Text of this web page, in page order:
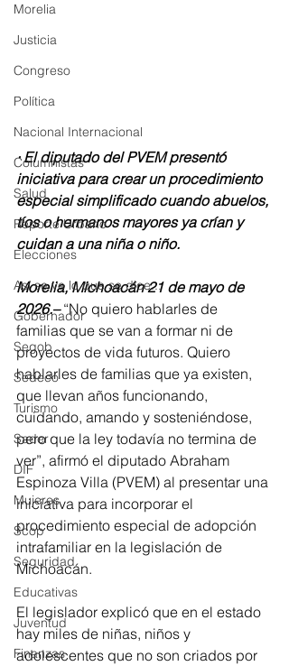
Morelia
Justicia
Congreso
Política
Nacional Internacional
Columnistas
Salud
Reporte Urbano
Elecciones
Así se ve lo que se dice...
Gobernador
Segob
Sedeco
Turismo
Sader
DIF
Mujeres
Scop
Seguridad
Educativas
Juventud
Finanzas
· El diputado del PVEM presentó
iniciativa para crear un procedimiento
especial simplificado cuando abuelos,
tíos o hermanos mayores ya crían y
cuidan a una niña o niño.
Morelia, Michoacán 21 de mayo de
2026.– “No quiero hablarles de
familias que se van a formar ni de
proyectos de vida futuros. Quiero
hablarles de familias que ya existen,
que llevan años funcionando,
cuidando, amando y sosteniéndose,
pero que la ley todavía no termina de
ver”, afirmó el diputado Abraham
Espinoza Villa (PVEM) al presentar una
iniciativa para incorporar el
procedimiento especial de adopción
intrafamiliar en la legislación de
Michoacán.
El legislador explicó que en el estado
hay miles de niñas, niños y
adolescentes que no son criados por